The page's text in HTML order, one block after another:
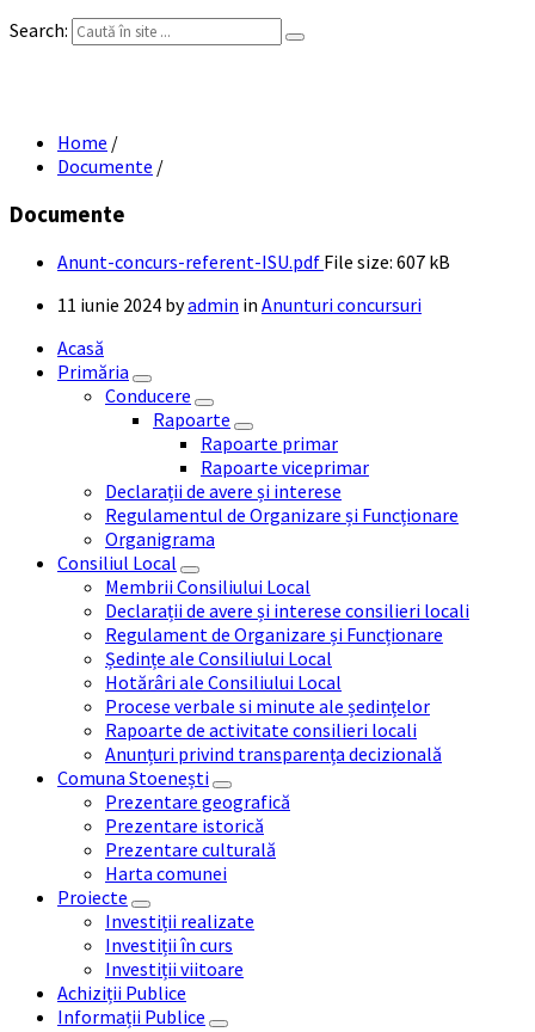
Search:
Home /
Documente /
Documente
Anunt-concurs-referent-ISU.pdf File size: 607 kB
11 iunie 2024 byadmin in Anunturi concursuri
Acasă
Primăria
Conducere
Rapoarte
Rapoarte primar
Rapoarte viceprimar
Declarații de avere și interese
Regulamentul de Organizare și Funcționare
Organigrama
Consiliul Local
Membrii Consiliului Local
Declarații de avere și interese consilieri locali
Regulament de Organizare și Funcționare
Ședințe ale Consiliului Local
Hotărâri ale Consiliului Local
Procese verbale si minute ale ședințelor
Rapoarte de activitate consilieri locali
Anunțuri privind transparența decizională
Comuna Stoenești
Prezentare geografică
Prezentare istorică
Prezentare culturală
Harta comunei
Proiecte
Investiții realizate
Investiții în curs
Investiții viitoare
Achiziții Publice
Informații Publice